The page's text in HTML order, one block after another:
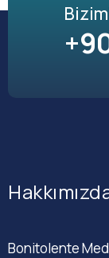
Bonitolente